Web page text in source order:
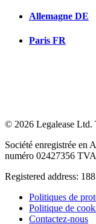
Allemagne DE
Paris FR
© 2026 Legalease Ltd.
Société enregistrée en
numéro 02427356
Registered address:
Politiques de
Politique de
Contactez-nous